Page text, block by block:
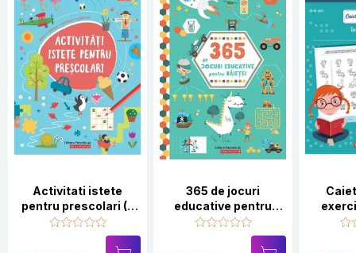
Activitati istete
pentru prescolari (3
ani+)
365 de jocuri
educative pentru
baietei (4 ani+)